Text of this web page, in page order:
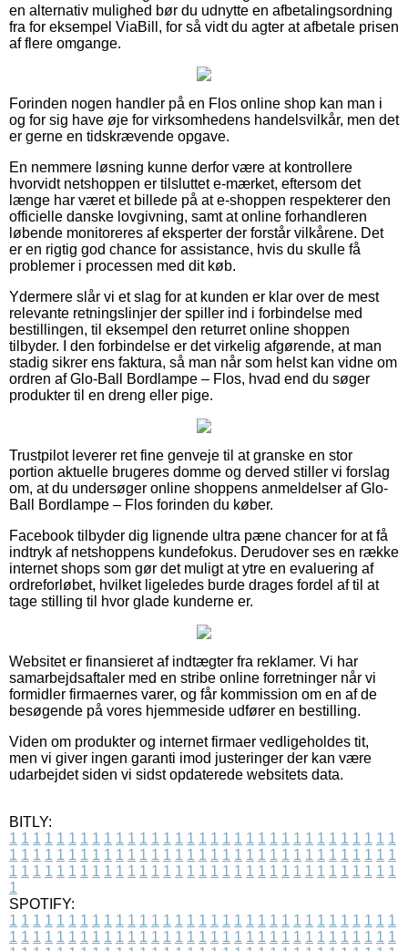
en alternativ mulighed bør du udnytte en afbetalingsordning
fra for eksempel ViaBill, for så vidt du agter at afbetale prisen
af flere omgange.
Forinden nogen handler på en Flos online shop kan man i
og for sig have øje for virksomhedens handelsvilkår, men det
er gerne en tidskrævende opgave.
En nemmere løsning kunne derfor være at kontrollere
hvorvidt netshoppen er tilsluttet e-mærket, eftersom det
længe har været et billede på at e-shoppen respekterer den
officielle danske lovgivning, samt at online forhandleren
løbende monitoreres af eksperter der forstår vilkårene. Det
er en rigtig god chance for assistance, hvis du skulle få
problemer i processen med dit køb.
Ydermere slår vi et slag for at kunden er klar over de mest
relevante retningslinjer der spiller ind i forbindelse med
bestillingen, til eksempel den returret online shoppen
tilbyder. I den forbindelse er det virkelig afgørende, at man
stadig sikrer ens faktura, så man når som helst kan vidne om
ordren af Glo-Ball Bordlampe – Flos, hvad end du søger
produkter til en dreng eller pige.
Trustpilot leverer ret fine genveje til at granske en stor
portion aktuelle brugeres domme og derved stiller vi forslag
om, at du undersøger online shoppens anmeldelser af Glo-
Ball Bordlampe – Flos forinden du køber.
Facebook tilbyder dig lignende ultra pæne chancer for at få
indtryk af netshoppens kundefokus. Derudover ses en række
internet shops som gør det muligt at ytre en evaluering af
ordreforløbet, hvilket ligeledes burde drages fordel af til at
tage stilling til hvor glade kunderne er.
Websitet er finansieret af indtægter fra reklamer. Vi har
samarbejdsaftaler med en stribe online forretninger når vi
formidler firmaernes varer, og får kommission om en af de
besøgende på vores hjemmeside udfører en bestilling.
Viden om produkter og internet firmaer vedligeholdes tit,
men vi giver ingen garanti imod justeringer der kan være
udarbejdet siden vi sidst opdaterede websitets data.
BITLY:
1 1 1 1 1 1 1 1 1 1 1 1 1 1 1 1 1 1 1 1 1 1 1 1 1 1 1 1 1 1 1 1 1
1 1 1 1 1 1 1 1 1 1 1 1 1 1 1 1 1 1 1 1 1 1 1 1 1 1 1 1 1 1 1 1 1
1 1 1 1 1 1 1 1 1 1 1 1 1 1 1 1 1 1 1 1 1 1 1 1 1 1 1 1 1 1 1 1 1
1
SPOTIFY:
1 1 1 1 1 1 1 1 1 1 1 1 1 1 1 1 1 1 1 1 1 1 1 1 1 1 1 1 1 1 1 1 1
1 1 1 1 1 1 1 1 1 1 1 1 1 1 1 1 1 1 1 1 1 1 1 1 1 1 1 1 1 1 1 1 1